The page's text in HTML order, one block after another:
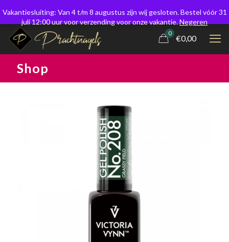
0
€0,00
Shop
Vakantiesluiting: Van 4 t/m 8 augustus zijn wij gesloten. Bestel vóór 31
juli 12:00 uur voor verzending voor onze vakantie.Negeren